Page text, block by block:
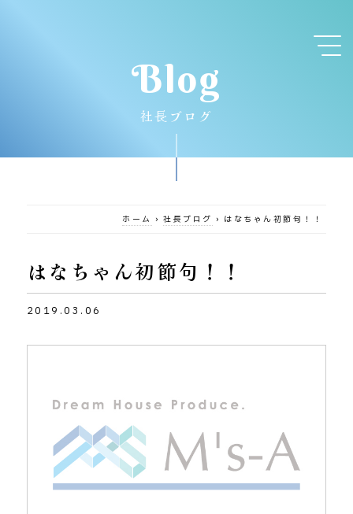
Blog
社長ブログ
ホーム › 社長ブログ › はなちゃん初節句！！
はなちゃん初節句！！
2019.03.06